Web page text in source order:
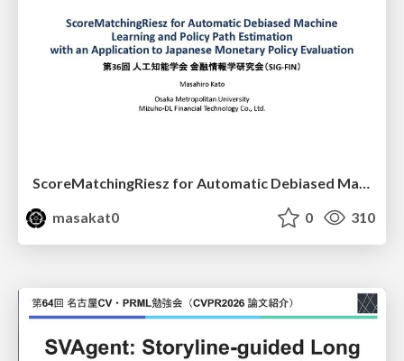
masakat0
0 310